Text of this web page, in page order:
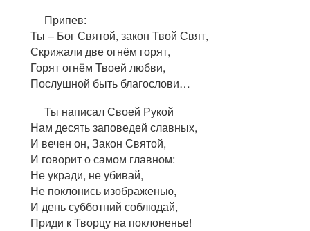
Припев:
Ты – Бог Святой, закон Твой Свят,
Скрижали две огнём горят,
Горят огнём Твоей любви,
Послушной быть благослови…
Ты написал Своей Рукой
Нам десять заповедей славных,
И вечен он, Закон Святой,
И говорит о самом главном:
Не укради, не убивай,
Не поклонись изображенью,
И день субботний соблюдай,
Приди к Творцу на поклоненье!